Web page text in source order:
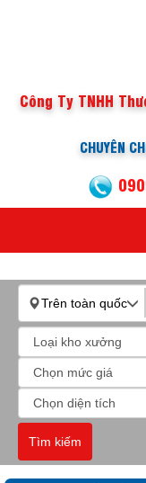
Công Ty TNHH
CHUYÊN
Trên toàn quốc
Tìm kiếm